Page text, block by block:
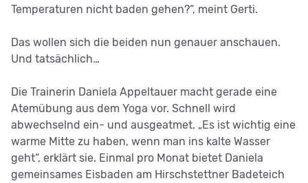
Temperaturen nicht baden gehen?“, meint Gerti.
Das wollen sich die beiden nun genauer anschauen.
Und tatsächlich…
Die Trainerin Daniela Appeltauer macht gerade eine
Atemübung aus dem Yoga vor. Schnell wird
abwechselnd ein- und ausgeatmet. „Es ist wichtig eine
warme Mitte zu haben, wenn man ins kalte Wasser
geht“, erklärt sie. Einmal pro Monat bietet Daniela
gemeinsames Eisbaden am Hirschstettner Badeteich